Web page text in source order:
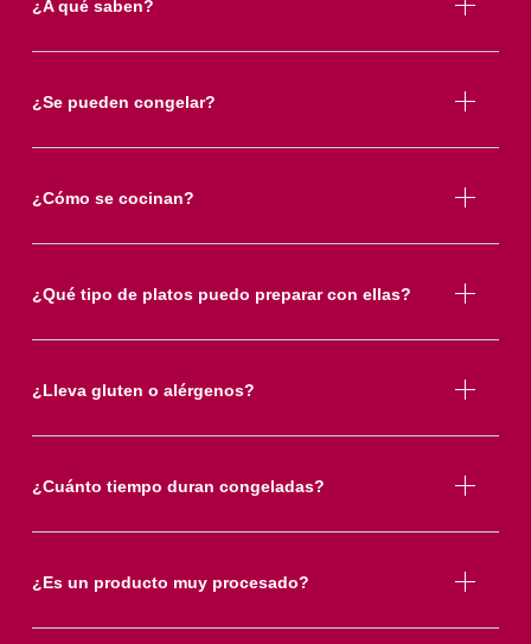
¿A qué saben?
¿Se pueden congelar?
¿Cómo se cocinan?
¿Qué tipo de platos puedo preparar con ellas?
¿Lleva gluten o alérgenos?
¿Cuánto tiempo duran congeladas?
¿Es un producto muy procesado?